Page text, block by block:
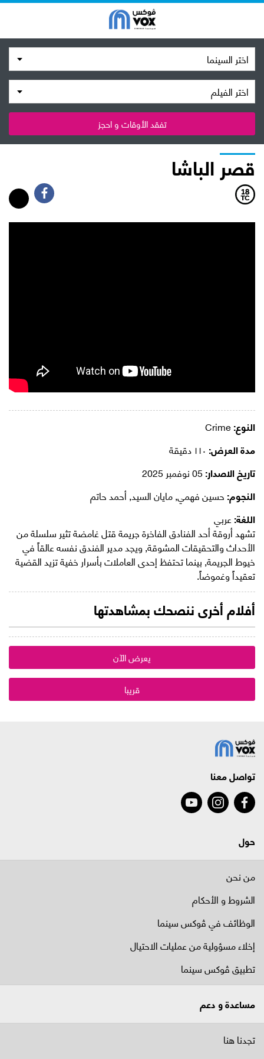
اختر السينما
اختر الفيلم
تفقد الأوقات و احجز
قصر الباشا
النوع:
مدة العرض:
تاريخ الاصدار:
النجوم:حسين فهمي, مايان السيد, أحمد حاتم
اللغة:عربي
تشهد أروقة أحد الفنادق الفاخرة جريمة قتل غامضة تثير سلسلة من
الأحداث والتحقيقات المشوقة, ويجد مدير الفندق نفسه عالقاً في
خيوط الجريمة, بينما تحتفظ إحدى العاملات بأسرار خفية تزيد القضية
تعقيداً وغموضاً.
أفلام أخرى ننصحك بمشاهدتها
يعرض الآن
قريبا
تواصل معنا
حول
من نحن
الشروط و الأحكام
الوظائف في ﭬوكس سينما
إخلاء مسؤولية من عمليات الاحتيال
تطبيق ڤوكس سينما
مساعدة و دعم
تجدنا هنا